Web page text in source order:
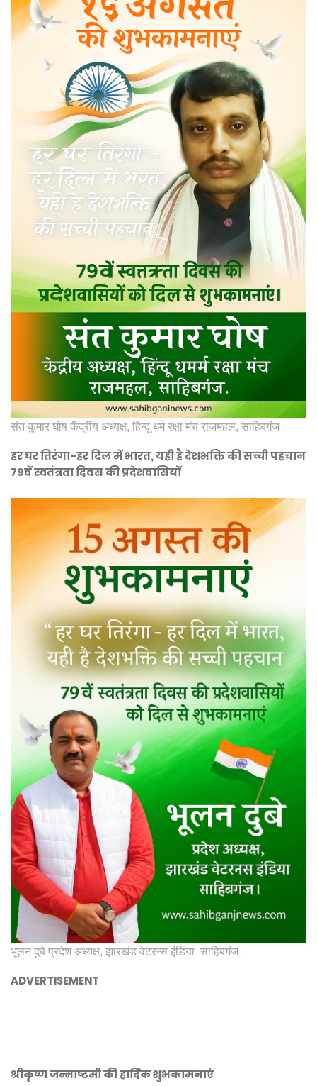
संत कुमार घोष केंद्रीय अध्यक्ष, हिन्दू धर्म रक्षा मंच राजमहल, साहिबगंज।
हर घर तिरंगा-हर दिल में भारत, यही है देशभक्ति की सच्ची पहचान
79वें स्वतंत्रता दिवस की प्रदेशवासियों
भूलन दुबे प्रदेश अध्यक्ष, झारखंड वेटरन्स इंडिया साहिबगंज।
ADVERTISEMENT
श्रीकृष्ण जन्माष्टमी की हार्दिक शुभकामनाएं